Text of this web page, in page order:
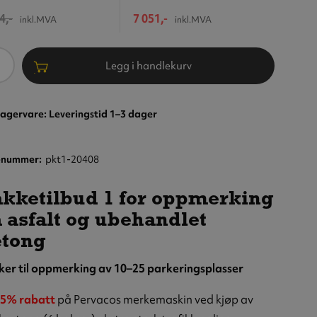
av
av
7 051,- inkl.MVA
inkl.MVA
Legg i handlekurv
Leveringstid 1–3 dager
pkt1-20408
1 for oppmerking
asfalt og ubehandlet
til oppmerking av 10–25 parkeringsplasser
rabattpå Pervacos merkemaskin ved kjøp av